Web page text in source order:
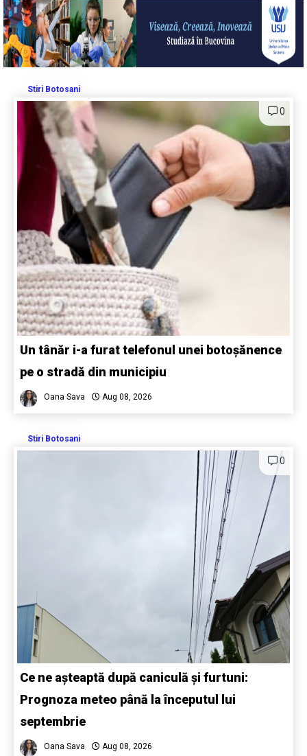
Stiri Botosani
0
Un tânăr i-a furat telefonul unei botoșănence
pe o stradă din municipiu
Oana Sava Aug 08, 2026
Stiri Botosani
0
Ce ne așteaptă după caniculă și furtuni:
Prognoza meteo până la începutul lui
septembrie
Oana Sava Aug 08, 2026